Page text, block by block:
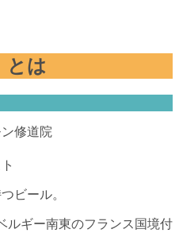
とは
修道院
ビール。
ルギー南東のフランス国境付